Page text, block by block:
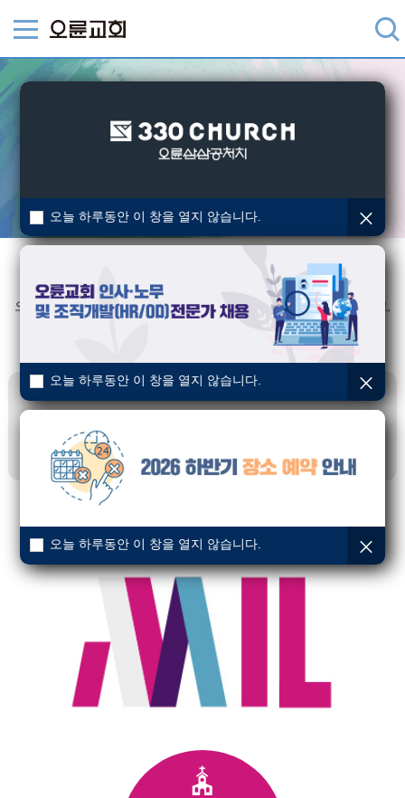
오륜교회 청년1부는 예수님의 세 가지 핵심사역 (가르치고, 치유하고,
이 세상을 향해 보냄 받은 제자 공동체입니다.
주제성구
천국 복음을 전파하시며 모든 병과 모든 약한 것을 고치시니라
마태복음 9:35
분위기가 다른 신앙 공동체 MIL SPIRIT
오늘 하루동안 이 창을 열지 않습니다.
오늘 하루동안 이 창을 열지 않습니다.
오늘 하루동안 이 창을 열지 않습니다.